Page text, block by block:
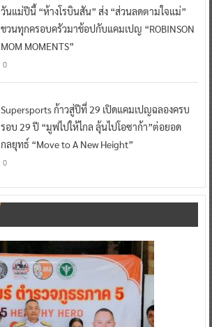
วันแม่ปีนี้ “ห้างโรบินสัน” ส่ง “ส่วนลดตามใจแม่”
ชวนทุกครอบครัวมาช้อปกับแคมเปญ “ROBINSON
MOM MOMENTS”
0
Supersports ก้าวสู่ปีที่ 29 เปิดแคมเปญฉลองครบ
รอบ 29 ปี “มูฟไปให้ไกล ลุ้นไปโอซาก้า”ต่อยอด
กลยุทธ์ “Move to A New Height”
0